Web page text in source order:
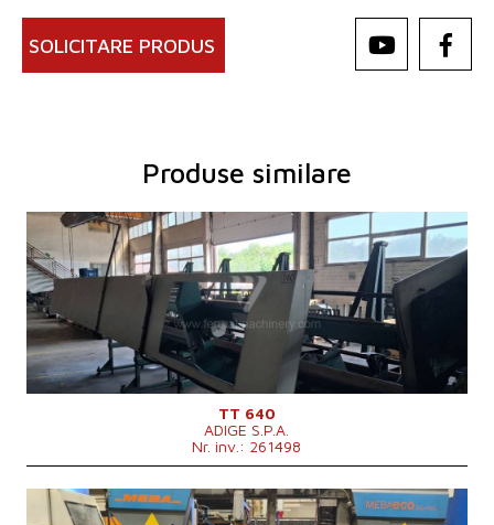
SOLICITARE PRODUS
Produse similare
An fabricație:
2009
Diametrul maxim al materialului tăiat80 mm
Puterea motorului principal
7,6 kW
Geutatea mașinii
1350 kg
Sistem de control
TT 640
ADIGE S.P.A.
Nr. inv.: 261498
An fabricație:
2012